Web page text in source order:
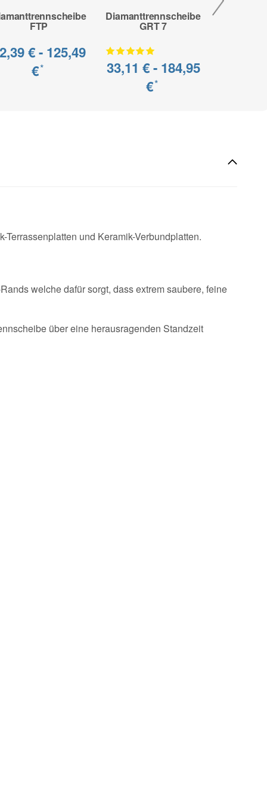
FTP
€ - 125,49
€*
Diamanttrennscheibe
GRT 7
33,11 € - 184,95
€*
und Keramik-Verbundplatten.
welche dafür sorgt, dass extrem saubere, feine
über eine herausragenden Standzeit